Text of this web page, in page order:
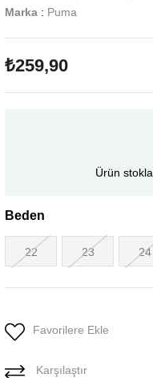
Marka : Puma
₺259,90
Ürün
Beden
22 23 24
Favorilere Ekle
Karşılaştır